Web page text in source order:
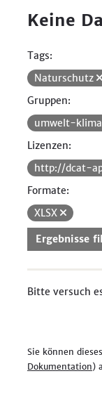
Keine
Tags:
Naturschutz
Gruppen:
umwelt-klima
Lizenzen:
http://dcat-
Formate:
XLSX
Ergebnisse
Bitte versuch
Sie können
Dokumentation)